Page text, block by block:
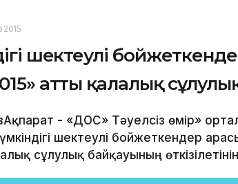
2015
шектеулі
атты қалалық
- «ДОС» Тәуелсіз өмір»
шектеулі бойжеткендер
сұлулық байқауының